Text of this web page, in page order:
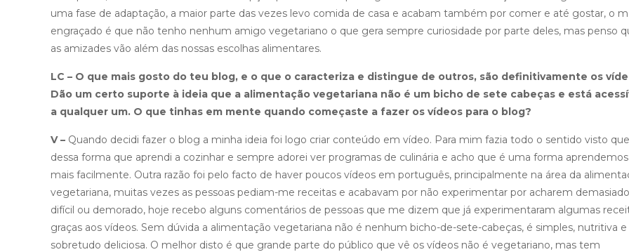
uma fase de adaptação, a maior parte das vezes levo comida de casa e acabam também por comer e até gostar, o
engraçado é que não tenho nenhum amigo vegetariano o que gera sempre curiosidade por parte deles, mas penso
as amizades vão além das nossas escolhas alimentares.
LC – O que mais gosto do teu blog, e o que o caracteriza e distingue de outros, são definitivamente os
Dão um certo suporte à ideia que a alimentação vegetariana não é um bicho de sete cabeças e está
a qualquer um. O que tinhas em mente quando começaste a fazer os vídeos para o blog?
V – Quando decidi fazer o blog a minha ideia foi logo criar conteúdo em vídeo. Para mim fazia todo o sentido visto
dessa forma que aprendi a cozinhar e sempre adorei ver programas de culinária e acho que é uma forma aprendemos
mais facilmente. Outra razão foi pelo facto de haver poucos vídeos em português, principalmente na área da
vegetariana, muitas vezes as pessoas pediam-me receitas e acabavam por não experimentar por acharem demasiado
difícil ou demorado, hoje recebo alguns comentários de pessoas que me dizem que já experimentaram algumas
graças aos vídeos. Sem dúvida a alimentação vegetariana não é nenhum bicho-de-sete-cabeças, é simples, nutritiva e
sobretudo deliciosa. O melhor disto é que grande parte do público que vê os vídeos não é vegetariano, mas tem